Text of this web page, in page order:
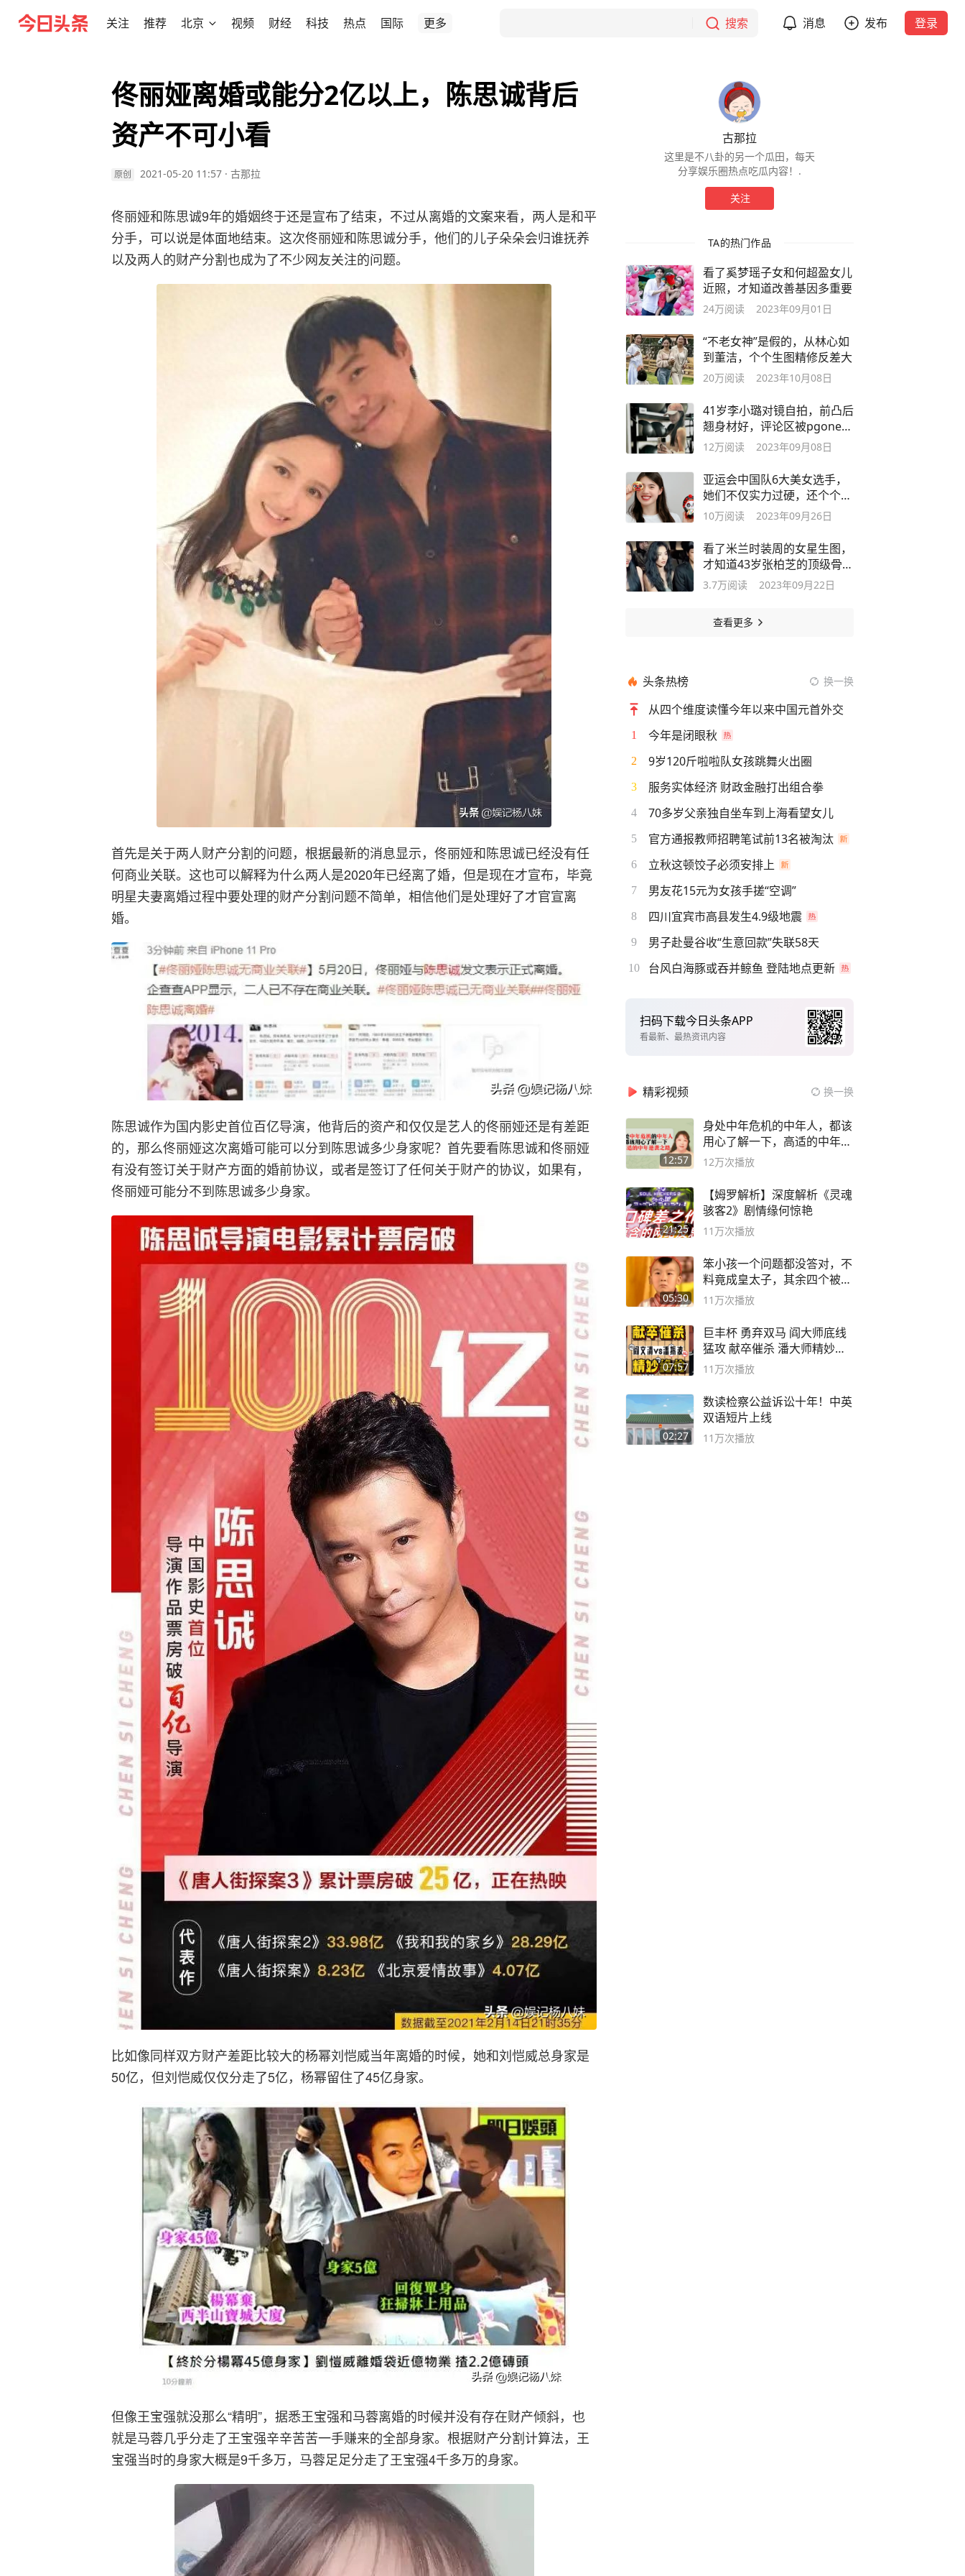
关注 推荐 北京 视频 财经 科技 热点 国际 更多 搜索 消息 发布 登录
佟丽娅离婚或能分2亿以上，陈思诚背后
资产不可小看
原创 2021-05-20 11:57 · 古那拉
佟丽娅和陈思诚9年的婚姻终于还是宣布了结束，不过从离婚的文案来看，两人是和平
分手，可以说是体面地结束。这次佟丽娅和陈思诚分手，他们的儿子朵朵会归谁抚养
以及两人的财产分割也成为了不少网友关注的问题。
首先是关于两人财产分割的问题，根据最新的消息显示，佟丽娅和陈思诚已经没有任
何商业关联。这也可以解释为什么两人是2020年已经离了婚，但是现在才宣布，毕竟
明星夫妻离婚过程中要处理的财产分割问题不简单，相信他们是处理好了才官宣离
婚。
陈思诚作为国内影史首位百亿导演，他背后的资产和仅仅是艺人的佟丽娅还是有差距
的，那么佟丽娅这次离婚可能可以分到陈思诚多少身家呢？首先要看陈思诚和佟丽娅
有没有签订关于财产方面的婚前协议，或者是签订了任何关于财产的协议，如果有，
佟丽娅可能分不到陈思诚多少身家。
比如像同样双方财产差距比较大的杨幂刘恺威当年离婚的时候，她和刘恺威总身家是
50亿，但刘恺威仅仅分走了5亿，杨幂留住了45亿身家。
但像王宝强就没那么“精明”，据悉王宝强和马蓉离婚的时候并没有存在财产倾斜，也
就是马蓉几乎分走了王宝强辛辛苦苦一手赚来的全部身家。根据财产分割计算法，王
宝强当时的身家大概是9千多万，马蓉足足分走了王宝强4千多万的身家。
古那拉
这里是不八卦的另一个瓜田，每天
分享娱乐圈热点吃瓜内容！.
关注
TA的热门作品
看了奚梦瑶子女和何超盈女儿
近照，才知道改善基因多重要
24万阅读 2023年09月01日
“不老女神”是假的，从林心如
到董洁，个个生图精修反差大
20万阅读 2023年10月08日
41岁李小璐对镜自拍，前凸后
翘身材好，评论区被pgone刷
屏
12万阅读 2023年09月08日
亚运会中国队6大美女选手，
她们不仅实力过硬，还个个美
得出众！
10万阅读 2023年09月26日
看了米兰时装周的女星生图，
才知道43岁张柏芝的顶级骨相
有多绝
3.7万阅读 2023年09月22日
查看更多
头条热榜 换一换
从四个维度读懂今年以来中国元首外交
1 今年是闭眼秋
2 9岁120斤啦啦队女孩跳舞火出圈
3 服务实体经济 财政金融打出组合拳
4 70多岁父亲独自坐车到上海看望女儿
5 官方通报教师招聘笔试前13名被淘汰
6 立秋这顿饺子必须安排上
7 男友花15元为女孩手搓“空调”
8 四川宜宾市高县发生4.9级地震
9 男子赴曼谷收“生意回款”失联58天
10 台风白海豚或吞并鲸鱼 登陆地点更新
扫码下载今日头条APP
看最新、最热资讯内容
精彩视频 换一换
12:57
身处中年危机的中年人，都该
用心了解一下，高适的中年逆
袭之路
12万次播放
21:25
【姆罗解析】深度解析《灵魂
骇客2》剧情缘何惊艳
11万次播放
05:30
笨小孩一个问题都没答对，不
料竟成皇太子，其余四个被处
死
11万次播放
07:57
巨丰杯 勇弃双马 阎大师底线
猛攻 献卒催杀 潘大师精妙入
局
11万次播放
02:27
数读检察公益诉讼十年！中英
双语短片上线
11万次播放